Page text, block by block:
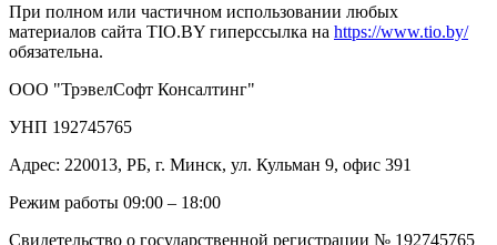
При полном или частичном использовании любых
материалов сайта TIO.BY гиперссылка на https://www.tio.by/
обязательна.
ООО "ТрэвелСофт Консалтинг"
УНП 192745765
Адрес: 220013, РБ, г. Минск, ул. Кульман 9, офис 391
Режим работы 09:00 – 18:00
Свидетельство о государственной регистрации № 192745765